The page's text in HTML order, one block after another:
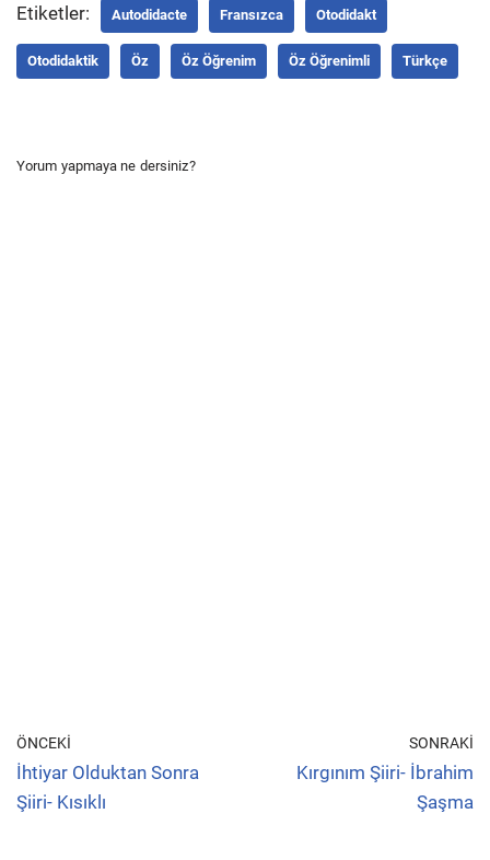
Etiketler: Autodidacte Fransızca Otodidakt
Otodidaktik Öz Öz Öğrenim Öz Öğrenimli Türkçe
Yorum yapmaya ne dersiniz?
ÖNCEKI
İhtiyar Olduktan Sonra
Şiiri- Kısıklı
SONRAKI
Kırgınım Şiiri- İbrahim
Şaşma